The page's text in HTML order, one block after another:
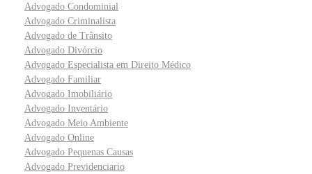
Advogado Condominial
Advogado Criminalista
Advogado de Trânsito
Advogado Divórcio
Advogado Especialista em Direito Médico
Advogado Familiar
Advogado Imobiliário
Advogado Inventário
Advogado Meio Ambiente
Advogado Online
Advogado Pequenas Causas
Advogado Previdenciario